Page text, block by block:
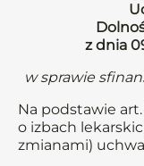
z dnia
w sprawie
Na podstawie
o izbach
zmianami)